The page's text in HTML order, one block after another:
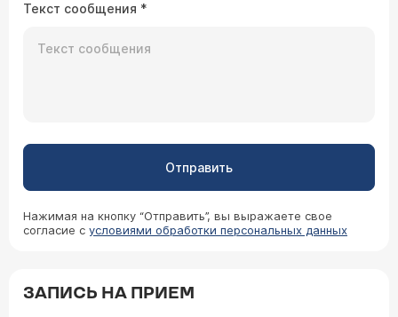
Текст сообщения *
Отправить
Нажимая на кнопку “Отправить”, вы выражаете свое
согласие с условиями обработки персональных данных
ЗАПИСЬ НА ПРИЕМ